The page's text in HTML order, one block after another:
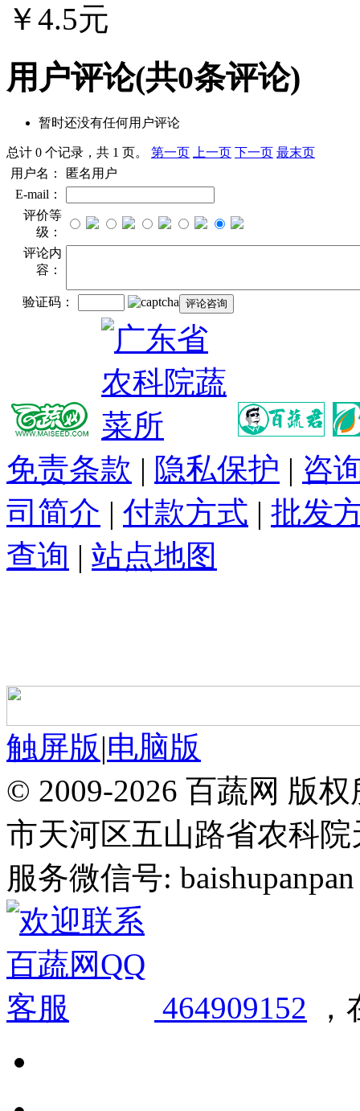
￥4.5元
用户评论(共0条评论)
暂时还没有任何用户评论
总计 0 个记录，共 1 页。 第一页 上一页 下一页 最末页
用户名：
匿名用户
E-mail：
评价等
级：
评论内
容：
验证码：
免责条款 | 隐私保护 | 咨
司简介 | 付款方式 | 批发
查询 | 站点地图
触屏版|电脑版
© 2009-2026 百蔬网 版
市天河区五山路省农科院
服务微信号:
464909152